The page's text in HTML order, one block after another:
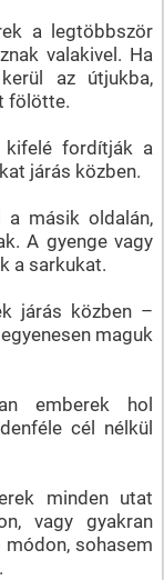
a legtöbbször
valakivel. Ha
az útjukba,
fölötte.
kifelé fordítják a
járás közben.
másik oldalán,
A gyenge vagy
a sarkukat.
járás közben –
maguk
emberek hol
cél nélkül
minden utat
vagy gyakran
sohasem